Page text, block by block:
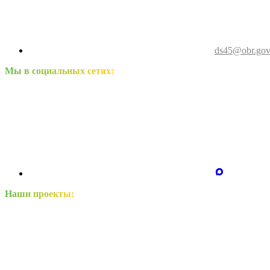
Мы в социальных сетях:
Наши проекты: